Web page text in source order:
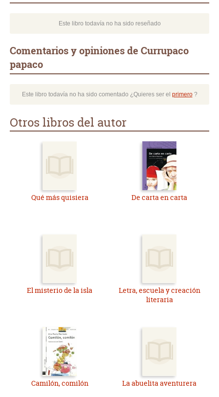
Este libro todavía no ha sido reseñado
Comentarios y opiniones de Currupaco
papaco
Este libro todavía no ha sido comentado ¿Quieres ser el primero?
Otros libros del autor
Qué más quisiera De carta en carta
El misterio de la isla
Letra, escuela y creación
literaria
Camilón, comilón La abuelita aventurera